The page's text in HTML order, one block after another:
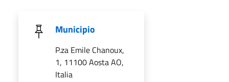
Municipio
P.za Emile Chanoux,
1, 11100 Aosta AO,
Italia